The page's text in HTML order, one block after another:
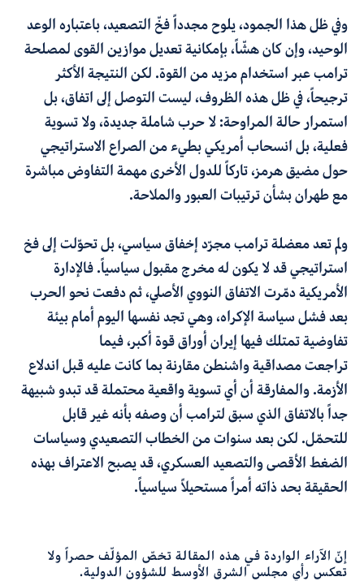
وفي ظل هذا الجمود، يلوح مجدداً فخّ التصعيد، باعتباره الوعد
الوحيد، وإن كان هشّاً، بإمكانية تعديل موازين القوى لمصلحة
ترامب عبر استخدام مزيد من القوة. لكن النتيجة الأكثر
ترجيحاً، في ظل هذه الظروف، ليست التوصل إلى اتفاق، بل
استمرار حالة المراوحة: لا حرب شاملة جديدة، ولا تسوية
فعلية، بل انسحاب أمريكي بطيء من الصراع الاستراتيجي
حول مضيق هرمز، تاركاً للدول الأخرى مهمة التفاوض مباشرة
مع طهران بشأن ترتيبات العبور والملاحة.
ولم تعد معضلة ترامب مجرّد إخفاق سياسي، بل تحوّلت إلى فخ
استراتيجي قد لا يكون له مخرج مقبول سياسياً. فالإدارة
الأمريكية دمّرت الاتفاق النووي الأصلي، ثم دفعت نحو الحرب
بعد فشل سياسة الإكراه، وهي تجد نفسها اليوم أمام بيئة
تفاوضية تمتلك فيها إيران أوراق قوة أكبر، فيما
تراجعت مصداقية واشنطن مقارنة بما كانت عليه قبل اندلاع
الأزمة. والمفارقة أن أي تسوية واقعية محتملة قد تبدو شبيهة
جداً بالاتفاق الذي سبق لترامب أن وصفه بأنه غير قابل
للتحمّل. لكن بعد سنوات من الخطاب التصعيدي وسياسات
الضغط الأقصى والتصعيد العسكري، قد يصبح الاعتراف بهذه
الحقيقة بحد ذاته أمراً مستحيلاً سياسياً.
إنّ الآراء الواردة في هذه المقالة تخصّ المؤلّف حصراً ولا
تعكس رأي مجلس الشرق الأوسط للشؤون الدولية.